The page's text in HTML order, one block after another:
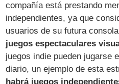
compañía está prestando
independientes, ya que
usuarios de su futura
juegos espectaculares
juegos indie pueden jugarse
diario, un ejemplo de esta
habrá juegos